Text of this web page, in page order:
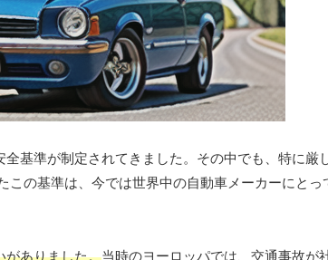
基準が制定されてきました。その中でも、特に厳
この基準は、今では世界中の自動車メーカーにとっ
がありました。当時のヨーロッパでは、交通事故が